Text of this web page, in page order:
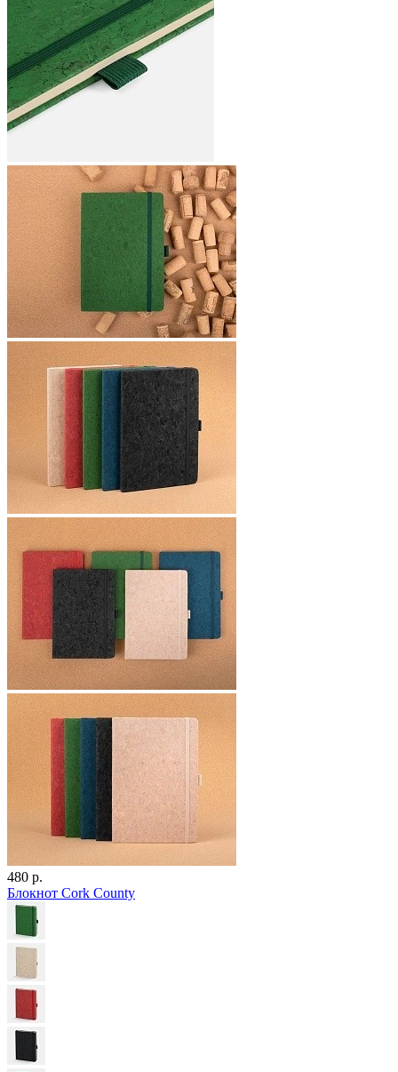
480 р.
Блокнот Cork County